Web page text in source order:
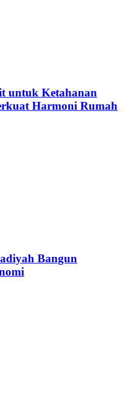
untuk Ketahanan
Harmoni Rumah
Bangun